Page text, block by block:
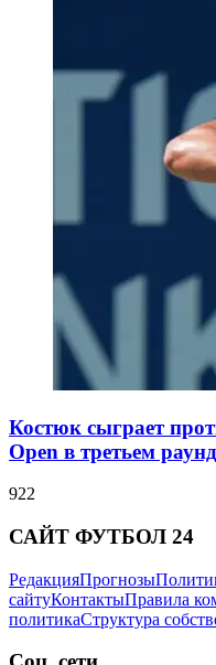
Костюк сыграет
Open в третьем
922
САЙТ ФУТБОЛ 24
РедакцияПрогнозы
сайтуКонтактыПравила
политикаСтруктура